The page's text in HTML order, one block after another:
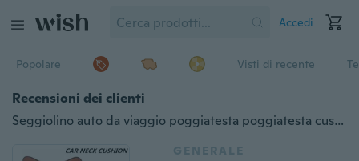
Accedi
Popolare Visti di recente
Recensioni dei clienti
Seggiolino auto da viaggio poggiatesta poggiatesta cuscino in pelle cuscino poggiatesta cuscino auto interni auto
GENERALE